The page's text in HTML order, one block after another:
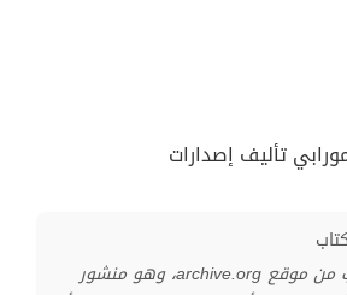
تأليف إصدارات
تم جلب هذا الكتاب من موقع archive.org، وهو منشور